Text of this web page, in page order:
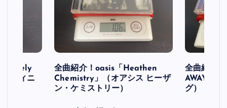
フィニ
全曲紹介！oasis「Heathen
Chemistry」（オアシス ヒーザ
ン・ケミストリー）
全曲紹介
AWAY」
グ）